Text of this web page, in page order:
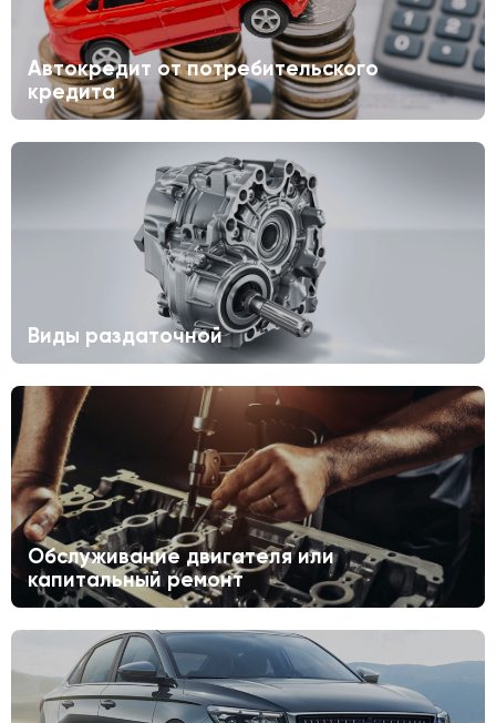
Автокредит от потребительского
кредита
Виды раздаточной
Обслуживание двигателя или
капитальный ремонт